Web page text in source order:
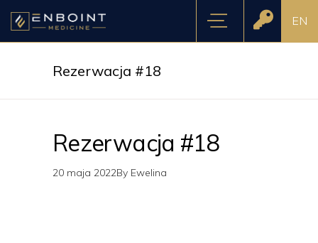
EN
Rezerwacja #18
Rezerwacja #18
20 maja 2022By Ewelina